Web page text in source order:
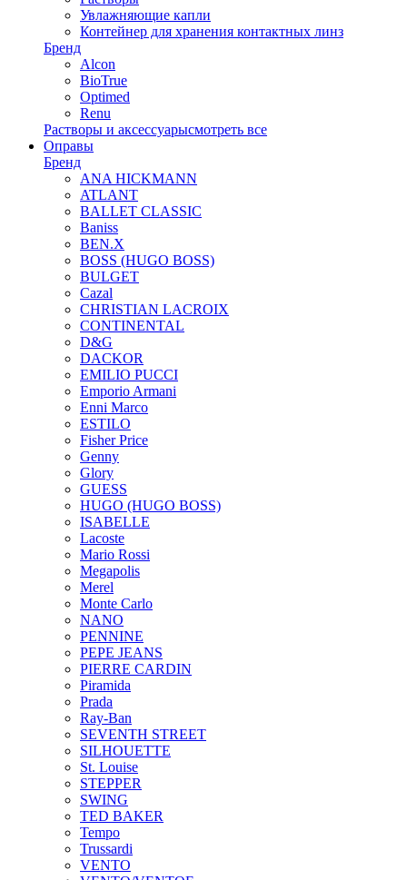
Увлажняющие капли
Контейнер для хранения контактных линз
Бренд
Alcon
BioTrue
Optimed
Renu
Растворы и аксессуарысмотреть все
Оправы
Бренд
ANA HICKMANN
ATLANT
BALLET CLASSIC
Baniss
BEN.X
BOSS (HUGO BOSS)
BULGET
Cazal
CHRISTIAN LACROIX
CONTINENTAL
D&G
DACKOR
EMILIO PUCCI
Emporio Armani
Enni Marco
ESTILO
Fisher Price
Genny
Glory
GUESS
HUGO (HUGO BOSS)
ISABELLE
Lacoste
Mario Rossi
Megapolis
Merel
Monte Carlo
NANO
PENNINE
PEPE JEANS
PIERRE CARDIN
Piramida
Prada
Ray-Ban
SEVENTH STREET
SILHOUETTE
St. Louise
STEPPER
SWING
TED BAKER
Tempo
Trussardi
VENTO